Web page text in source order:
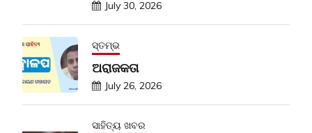
July 30, 2026
ସ୍ତମ୍ଭ
ଅରାଜକତା
July 26, 2026
ସାହିତ୍ୟ ଖବର